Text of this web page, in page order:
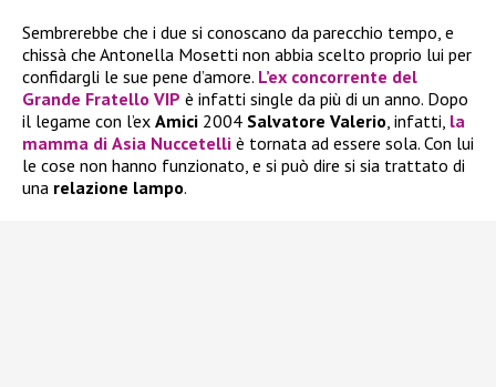
Sembrerebbe che i due si conoscano da parecchio tempo, e
chissà che Antonella Mosetti non abbia scelto proprio lui per
confidargli le sue pene d’amore. L’ex concorrente del
Grande Fratello VIP è infatti single da più di un anno. Dopo
il legame con l’ex Amici 2004 Salvatore Valerio , infatti, la
mamma di Asia Nuccetelli è tornata ad essere sola. Con lui
le cose non hanno funzionato, e si può dire si sia trattato di
una relazione lampo.